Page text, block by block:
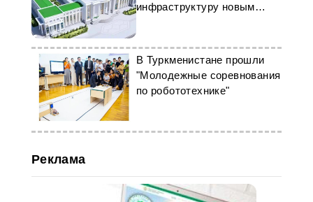
инфраструктуру новым
В Туркменистане прошли
"Молодежные соревнования
по робототехнике"
Реклама